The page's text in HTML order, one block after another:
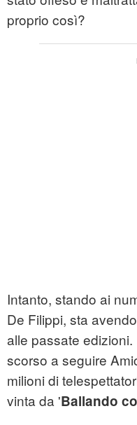
proprio così?
Intanto, stando ai
De Filippi, sta
alle passate
scorso a seguire
milioni di
vinta da 'Ballando